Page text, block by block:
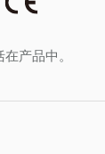
产品中。